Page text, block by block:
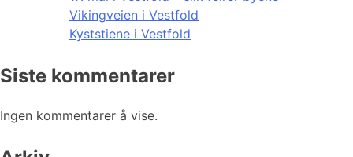
Vikingveien i Vestfold
Kyststiene i Vestfold
Siste kommentarer
Ingen kommentarer å vise.